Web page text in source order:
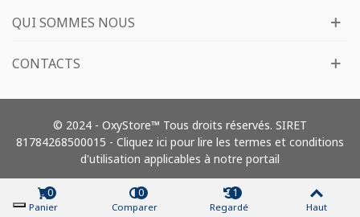
QUI SOMMES NOUS
CONTACTS
© 2024 - OxyStore™ Tous droits réservés. SIRET
81784268500015 - Cliquez ici pour lire les termes et conditions
d'utilisation applicables à notre portail
Panier
0
Comparer
0
Regardé
1
Haut